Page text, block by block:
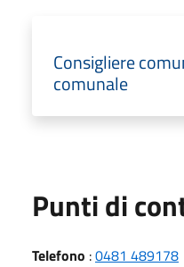
Consigliere
comunale
Punti di
Telefono :0481 489178